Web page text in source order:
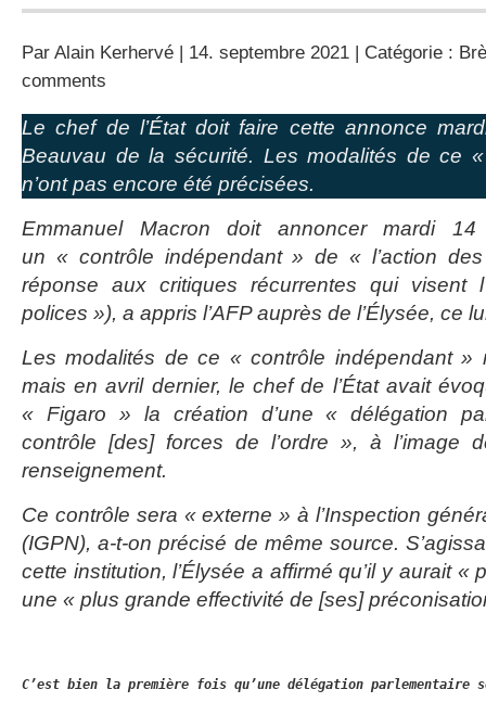
Par Alain Kerhervé | 14. septembre 2021 | Catégorie :
comments
Le chef de l’État doit faire cette annonce
Beauvau de la sécurité. Les modalités de ce
n’ont pas encore été précisées.
Emmanuel Macron doit annoncer mardi
un « contrôle indépendant » de « l’action
réponse aux critiques récurrentes qui visent
polices »), a appris l’AFP auprès de l’Élysée, ce
Les modalités de ce « contrôle indépendant »
mais en avril dernier, le chef de l’État avait
« Figaro » la création d’une « délégation
contrôle [des] forces de l’ordre », à l’image
renseignement.
Ce contrôle sera « externe » à l’Inspection
(IGPN), a-t-on précisé de même source.
cette institution, l’Élysée a affirmé qu’il y aurait «
une « plus grande effectivité de [ses]
C’est bien la première fois qu’une délégation